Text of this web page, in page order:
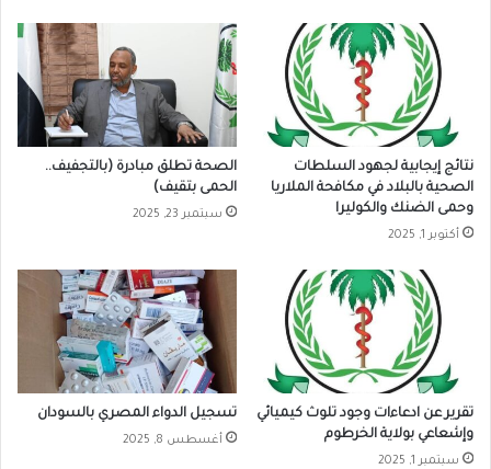
نتائج إيجابية لجهود السلطات
الصحية بالبلاد في مكافحة الملاريا
وحمى الضنك والكوليرا
أكتوبر 1, 2025
الصحة تطلق مبادرة (بالتجفيف..
الحمى بتقيف)
سبتمبر 23, 2025
تقرير عن ادعاءات وجود تلوث كيميائي
وإشعاعي بولاية الخرطوم
سبتمبر 1, 2025
تسجيل الدواء المصري بالسودان
أغسطس 8, 2025